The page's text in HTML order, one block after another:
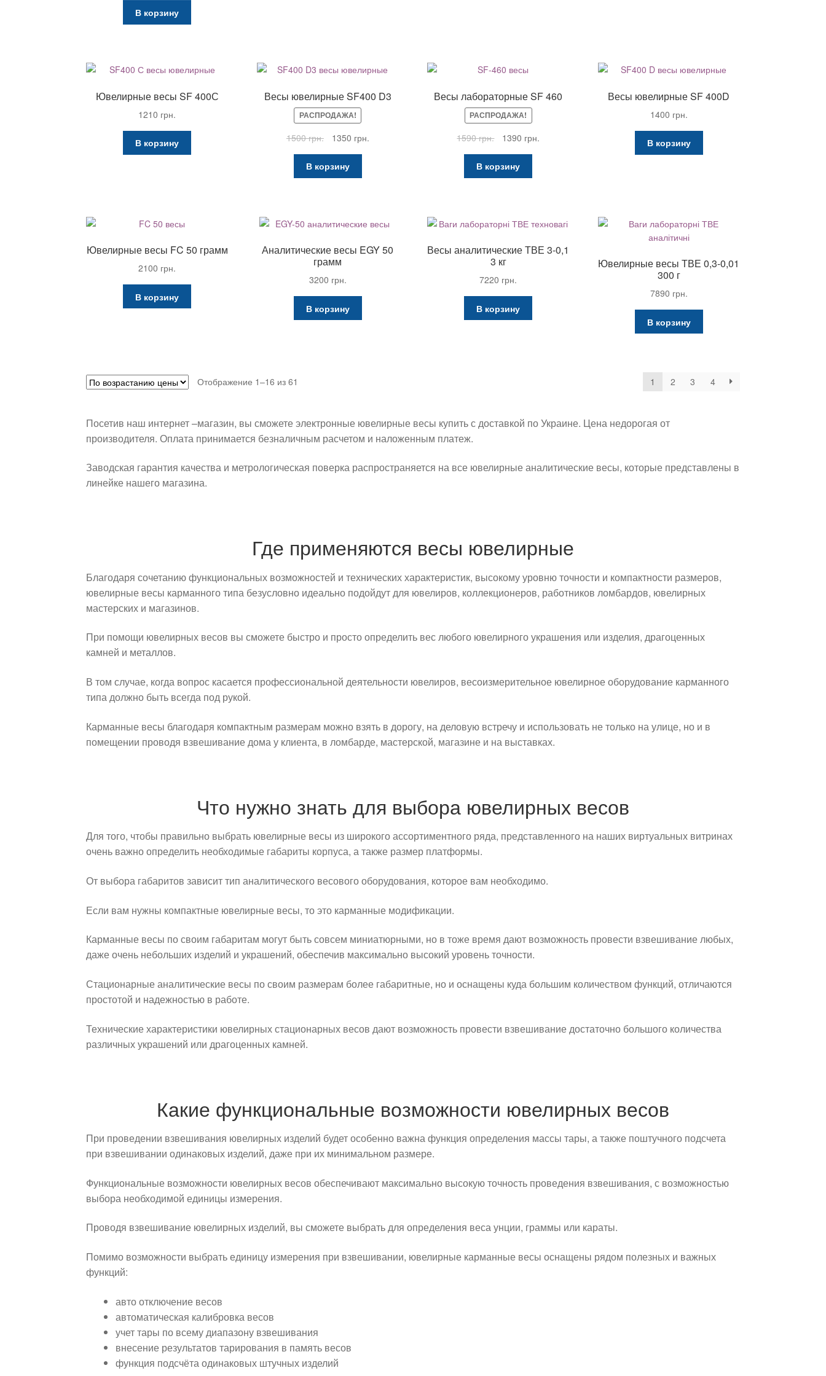
В корзину
Ювелирные весы SF 400С
1210 грн.
В корзину
Весы ювелирные SF400 D3
РАСПРОДАЖА!
1500грн.
Первоначальная
составляла
1500 грн..
1350 грн.
В корзину
Весы лабораторные SF 460
РАСПРОДАЖА!
1590грн.
Первоначальная
составляла
1590 грн..
1390 грн.
В корзину
Весы ювелирные SF 400D
1400 грн.
В корзину
Ювелирные весы FC 50 грамм
2100 грн.
В корзину
Аналитические весы EGY 50
грамм
3200 грн.
В корзину
Весы аналитические ТВЕ 3-0,1
3 кг
7220 грн.
В корзину
Ювелирные весы ТВЕ 0,3-0,01
300 г
7890 грн.
В корзину
Отображение 1–16 из 61 1 2 3 4
Посетив наш интернет –магазин, вы сможете электронные ювелирные весы купить с доставкой по Украине. Цена недорогая от
производителя. Оплата принимается безналичным расчетом и наложенным платеж.
Заводская гарантия качества и метрологическая поверка распространяется на все ювелирные аналитические весы, которые представлены в
линейке нашего магазина.
Где применяются весы ювелирные
Благодаря сочетанию функциональных возможностей и технических характеристик, высокому уровню точности и компактности размеров,
ювелирные весы карманного типа безусловно идеально подойдут для ювелиров, коллекционеров, работников ломбардов, ювелирных
мастерских и магазинов.
При помощи ювелирных весов вы сможете быстро и просто определить вес любого ювелирного украшения или изделия, драгоценных
камней и металлов.
В том случае, когда вопрос касается профессиональной деятельности ювелиров, весоизмерительное ювелирное оборудование карманного
типа должно быть всегда под рукой.
Карманные весы благодаря компактным размерам можно взять в дорогу, на деловую встречу и использовать не только на улице, но и в
помещении проводя взвешивание дома у клиента, в ломбарде, мастерской, магазине и на выставках.
Что нужно знать для выбора ювелирных весов
Для того, чтобы правильно выбрать ювелирные весы из широкого ассортиментного ряда, представленного на наших виртуальных витринах
очень важно определить необходимые габариты корпуса, а также размер платформы.
От выбора габаритов зависит тип аналитического весового оборудования, которое вам необходимо.
Если вам нужны компактные ювелирные весы, то это карманные модификации.
Карманные весы по своим габаритам могут быть совсем миниатюрными, но в тоже время дают возможность провести взвешивание любых,
даже очень небольших изделий и украшений, обеспечив максимально высокий уровень точности.
Стационарные аналитические весы по своим размерам более габаритные, но и оснащены куда большим количеством функций, отличаются
простотой и надежностью в работе.
Технические характеристики ювелирных стационарных весов дают возможность провести взвешивание достаточно большого количества
различных украшений или драгоценных камней.
Какие функциональные возможности ювелирных весов
При проведении взвешивания ювелирных изделий будет особенно важна функция определения массы тары, а также поштучного подсчета
при взвешивании одинаковых изделий, даже при их минимальном размере.
Функциональные возможности ювелирных весов обеспечивают максимально высокую точность проведения взвешивания, с возможностью
выбора необходимой единицы измерения.
Проводя взвешивание ювелирных изделий, вы сможете выбрать для определения веса унции, граммы или караты.
Помимо возможности выбрать единицу измерения при взвешивании, ювелирные карманные весы оснащены рядом полезных и важных
функций:
авто отключение весов
автоматическая калибровка весов
учет тары по всему диапазону взвешивания
внесение результатов тарирования в память весов
функция подсчёта одинаковых штучных изделий